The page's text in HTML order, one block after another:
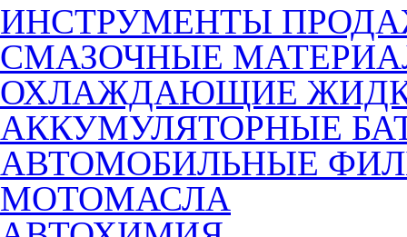
ИНСТРУМЕНТЫ
СМАЗОЧНЫЕ
ОХЛАЖДАЮЩИЕ
АККУМУЛЯТОРНЫЕ
АВТОМОБИЛЬНЫЕ
МОТОМАСЛА